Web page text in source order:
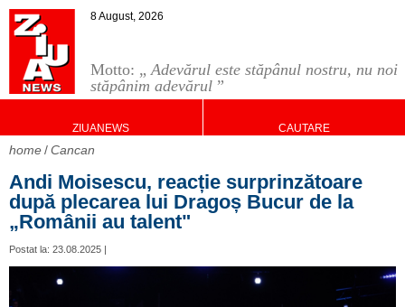
Motto: „Adevărul este stăpânul nostru, nu noi
stăpânim adevărul ”
8 August, 2026
ZIUANEWS CAUTARE
home Cancan
Andi Moisescu, reacție surprinzătoare
după plecarea lui Dragoș Bucur de la
„Românii au talent"
Postat la: 23.08.2025 |